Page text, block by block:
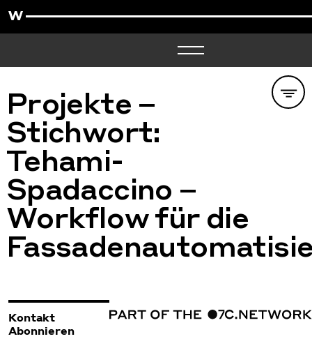
Projekte –
Stichwort:
Tehami-
Spadaccino –
Workflow für die
Kontakt
Abonnieren